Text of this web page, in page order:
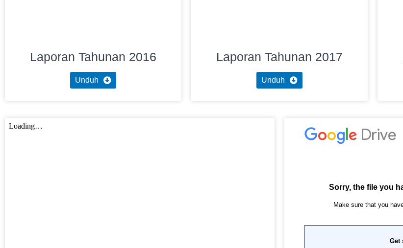
Laporan Tahunan 2016
Unduh
Laporan Tahunan 2017
Unduh